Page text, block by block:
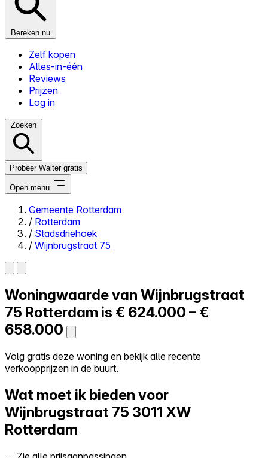
Bereken nu
Zelf kopen
Alles-in-één
Reviews
Prijzen
Log in
Zoeken
Probeer Walter gratis
Open menu
Close menu
Zelf kopen
Alles-in-één
Reviews
Prijzen
Log in
Probeer Walter gratis
Gemeente Rotterdam
/ Rotterdam
/ Stadsdriehoek
/ Wijnbrugstraat 75
Woningwaarde van Wijnbrugstraat
75 Rotterdam is € 624.000 – €
658.000
Volg gratis deze woning en bekijk alle recente
verkoopprijzen in de buurt.
Wat moet ik bieden voor
Wijnbrugstraat 75 3011 XW
Rotterdam